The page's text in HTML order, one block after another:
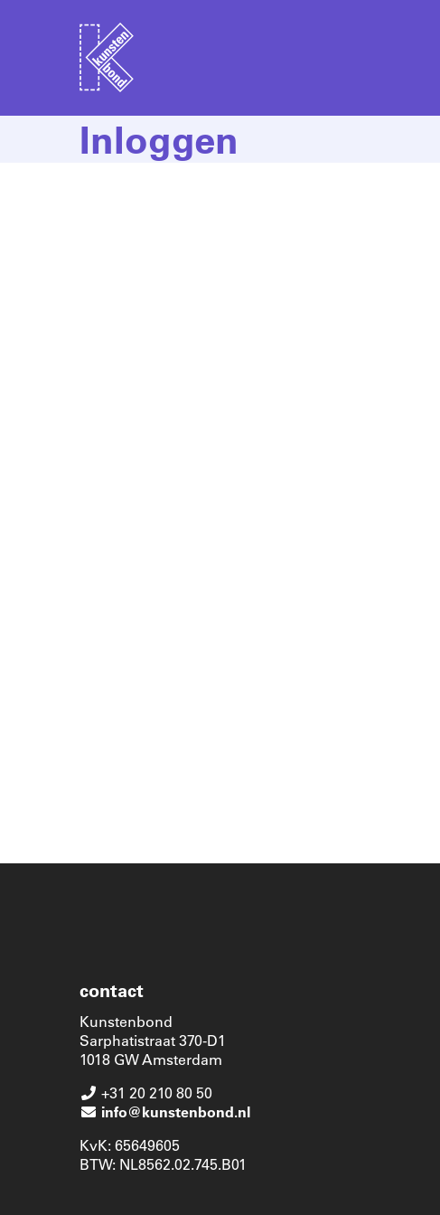
Inloggen
contact
Kunstenbond
Sarphatistraat 370-D1
1018 GW Amsterdam
+31 20 210 80 50
info@kunstenbond.nl
KvK: 65649605
BTW: NL8562.02.745.B01